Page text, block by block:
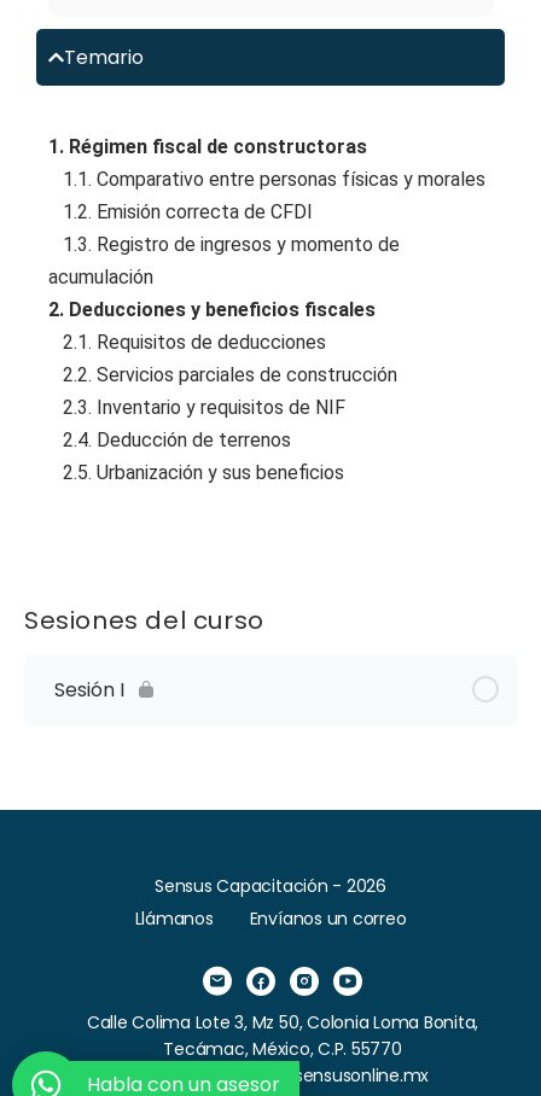
Temario
1. Régimen fiscal de constructoras
1.1. Comparativo entre personas físicas y morales
1.2. Emisión correcta de CFDI
1.3. Registro de ingresos y momento de
acumulación
2. Deducciones y beneficios fiscales
2.1. Requisitos de deducciones
2.2. Servicios parciales de construcción
2.3. Inventario y requisitos de NIF
2.4. Deducción de terrenos
2.5. Urbanización y sus beneficios
Sesiones del curso
Sesión I
Sensus Capacitación - 2026
Llámanos
Envíanos un correo
Calle Colima Lote 3, Mz 50, Colonia Loma Bonita,
Tecámac, México, C.P. 55770
Correo: contacto@sensusonline.mx
Habla con un asesor